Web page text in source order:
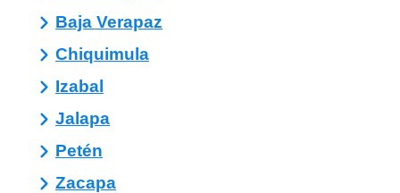
Baja Verapaz
Chiquimula
Izabal
Jalapa
Petén
Zacapa